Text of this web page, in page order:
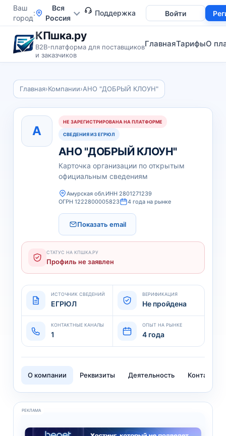
Ваш
город
Вся
Россия
Войти
Поддержка
КПшка.ру
B2B-платформа для поставщиков
и заказчиков
ГлавнаяТарифыО
Главная›Компании›АНО "ДОБРЫЙ КЛОУН"
А
НЕ ЗАРЕГИСТРИРОВАНА НА ПЛАТФОРМЕ
СВЕДЕНИЯ ИЗ ЕГРЮЛ
АНО "ДОБРЫЙ КЛОУН"
Карточка организации по открытым
официальным сведениям
Амурская обл.ИНН 2801271239
ОГРН 1222800005823
4 года на рынке
Показать email
СТАТУС НА КПШКА.РУ
Профиль не заявлен
ИСТОЧНИК СВЕДЕНИЙ
ЕГРЮЛ
ВЕРИФИКАЦИЯ
Не пройдена
КОНТАКТНЫЕ КАНАЛЫ
1
ОПЫТ НА РЫНКЕ
4 года
О компании Реквизиты Деятельность Контакты
РЕКЛАМА